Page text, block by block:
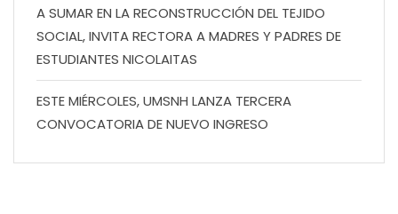
A SUMAR EN LA RECONSTRUCCIÓN DEL TEJIDO
SOCIAL, INVITA RECTORA A MADRES Y PADRES DE
ESTUDIANTES NICOLAITAS
ESTE MIÉRCOLES, UMSNH LANZA TERCERA
CONVOCATORIA DE NUEVO INGRESO